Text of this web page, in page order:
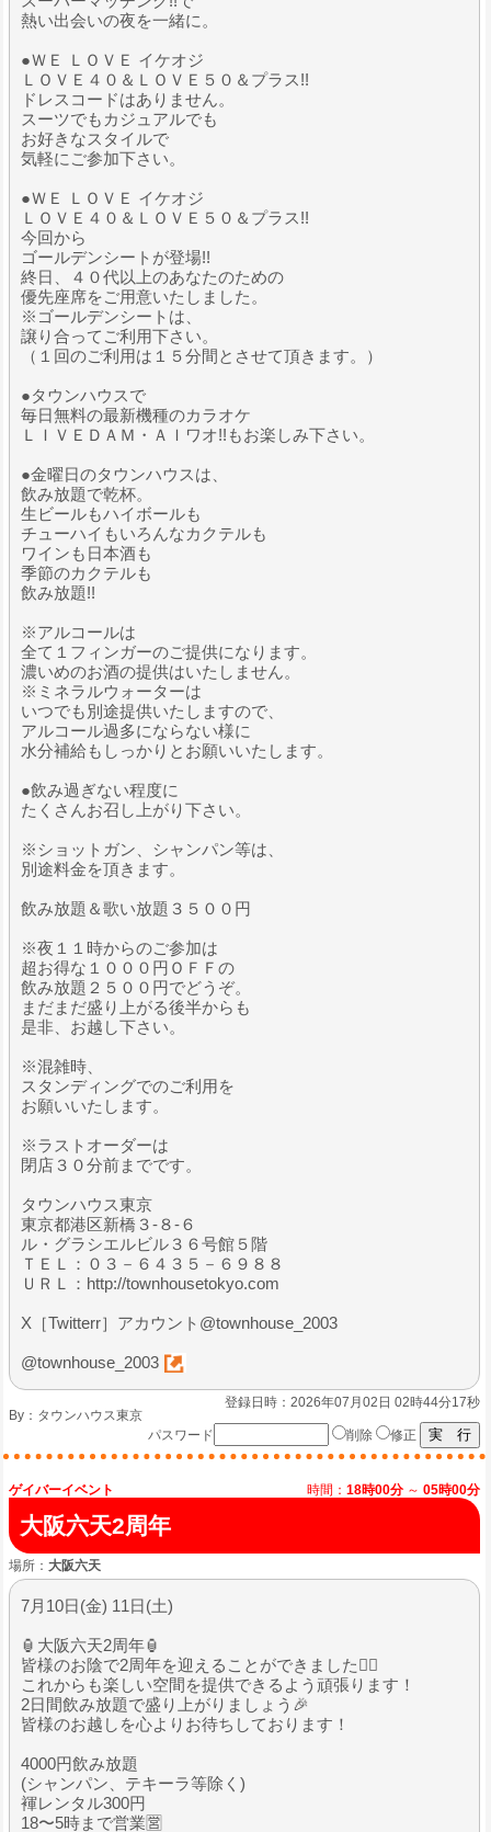
熱い出会いの夜を一緒に。
●ＷＥ ＬＯＶＥ イケオジ
ＬＯＶＥ４０＆ＬＯＶＥ５０＆プラス!!
ドレスコードはありません。
スーツでもカジュアルでも
お好きなスタイルで
気軽にご参加下さい。
●ＷＥ ＬＯＶＥ イケオジ
ＬＯＶＥ４０＆ＬＯＶＥ５０＆プラス!!
今回から
ゴールデンシートが登場!!
終日、４０代以上のあなたのための
優先座席をご用意いたしました。
※ゴールデンシートは、
譲り合ってご利用下さい。
（１回のご利用は１５分間とさせて頂きます。）
●タウンハウスで
毎日無料の最新機種のカラオケ
ＬＩＶＥＤＡＭ・ＡＩワオ!!もお楽しみ下さい。
●金曜日のタウンハウスは、
飲み放題で乾杯。
生ビールもハイボールも
チューハイもいろんなカクテルも
ワインも日本酒も
季節のカクテルも
飲み放題!!
※アルコールは
全て１フィンガーのご提供になります。
濃いめのお酒の提供はいたしません。
※ミネラルウォーターは
いつでも別途提供いたしますので、
アルコール過多にならない様に
水分補給もしっかりとお願いいたします。
●飲み過ぎない程度に
たくさんお召し上がり下さい。
※ショットガン、シャンパン等は、
別途料金を頂きます。
飲み放題＆歌い放題３５００円
※夜１１時からのご参加は
超お得な１０００円ＯＦＦの
飲み放題２５００円でどうぞ。
まだまだ盛り上がる後半からも
是非、お越し下さい。
※混雑時、
スタンディングでのご利用を
お願いいたします。
※ラストオーダーは
閉店３０分前までです。
タウンハウス東京
東京都港区新橋３-８-６
ル・グラシエルビル３６号館５階
ＴＥＬ：０３－６４３５－６９８８
ＵＲＬ：http://townhousetokyo.com
X［Twitterr］アカウント@townhouse_2003
@townhouse_2003
登録日時：2026年07月02日 02時44分17秒
By： タウンハウス東京
パスワード
削除 修正
ゲイバーイベント 時間： 18時00分 ～ 05時00分
大阪六天2周年
場所： 大阪六天
7月10日(金) 11日(土)
🏮大阪六天2周年🏮
皆様のお陰で2周年を迎えることができました🙇‍♂️
これからも楽しい空間を提供できるよう頑張ります！
2日間飲み放題で盛り上がりましょう🎉
皆様のお越しを心よりお待ちしております！
4000円飲み放題
(シャンパン、テキーラ等除く)
褌レンタル300円
18〜5時まで営業🈺